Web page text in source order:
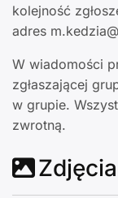
kolejność
adres
W wiadomości
zgłaszającej
w grupie.
zwrotną.
Zdjęcia